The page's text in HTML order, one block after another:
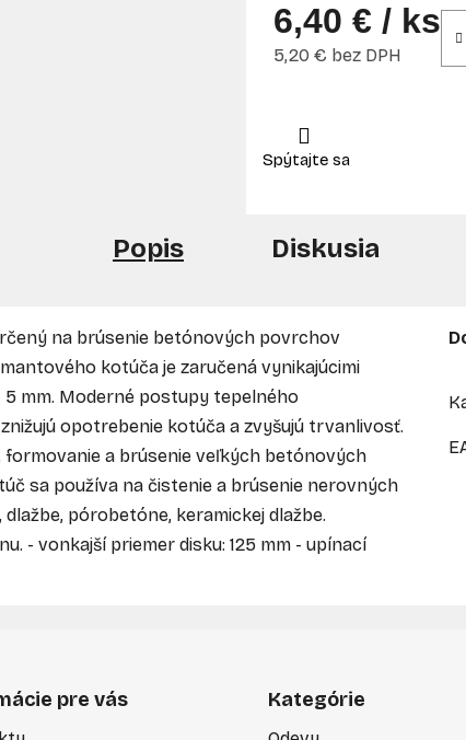
6,40 € / ks
5,20 € bez DPH
Popis Diskusia
na brúsenie betónových povrchov
kotúča je zaručená vynikajúcimi
mm. Moderné postupy tepelného
opotrebenie kotúča a zvyšujú trvanlivosť.
a brúsenie veľkých betónových
sa používa na čistenie a brúsenie nerovných
pórobetóne, keramickej dlažbe.
- vonkajší priemer disku: 125 mm - upínací
pre vás Kategórie